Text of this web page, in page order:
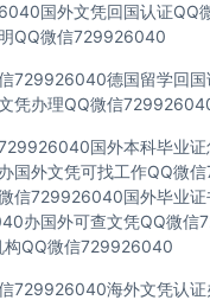
国外文凭回国认证QQ
QQ微信729926040
729926040德国留学回国
凭办理QQ微信
国外本科毕业证
国外文凭可找工作QQ微
信729926040国外毕业证
办国外可查文凭QQ微信
构QQ微信729926040
729926040海外文凭认证